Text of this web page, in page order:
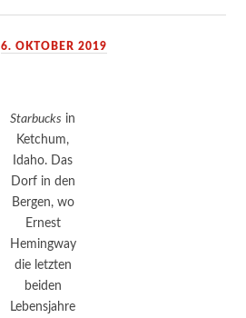
6. OKTOBER 2019
Starbucks in
Ketchum,
Idaho. Das
Dorf in den
Bergen, wo
Ernest
Hemingway
die letzten
beiden
Lebensjahre